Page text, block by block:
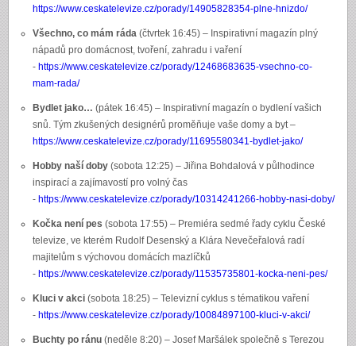
https://www.ceskatelevize.cz/porady/14905828354-plne-hnizdo/
Všechno, co mám ráda (čtvrtek 16:45) – Inspirativní magazín plný
nápadů pro domácnost, tvoření, zahradu i vaření
- https://www.ceskatelevize.cz/porady/12468683635-vsechno-co-
mam-rada/
Bydlet jako… (pátek 16:45) – Inspirativní magazín o bydlení vašich
snů. Tým zkušených designérů proměňuje vaše domy a byt –
https://www.ceskatelevize.cz/porady/11695580341-bydlet-jako/
Hobby naší doby (sobota 12:25) – Jiřina Bohdalová v půlhodince
inspirací a zajímavostí pro volný čas
- https://www.ceskatelevize.cz/porady/10314241266-hobby-nasi-doby/
Kočka není pes (sobota 17:55) – Premiéra sedmé řady cyklu České
televize, ve kterém Rudolf Desenský a Klára Nevečeřalová radí
majitelům s výchovou domácích mazlíčků
- https://www.ceskatelevize.cz/porady/11535735801-kocka-neni-pes/
Kluci v akci (sobota 18:25) – Televizní cyklus s tématikou vaření
- https://www.ceskatelevize.cz/porady/10084897100-kluci-v-akci/
Buchty po ránu (neděle 8:20) – Josef Maršálek společně s Terezou